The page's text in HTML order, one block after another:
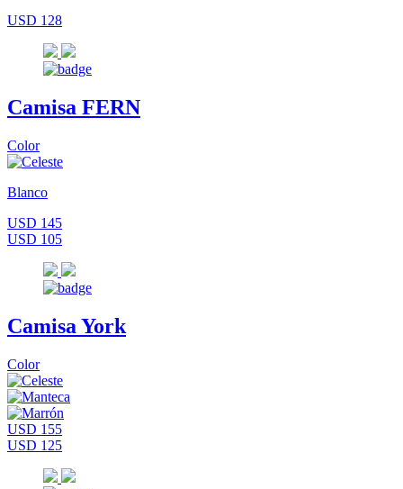
USD 128
Camisa FERN
Color
Blanco
USD 145
USD 105
Camisa York
Color
USD 155
USD 125